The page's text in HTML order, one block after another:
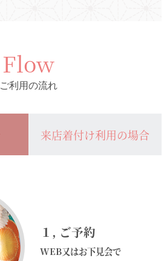
Flow
ご利用の流れ
来店着付け利用の場合
１ , ご予約
WEB又はお下見会で